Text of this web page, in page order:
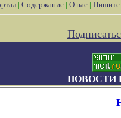
| Содержание| О нас| Пишите
НОВОСТИ